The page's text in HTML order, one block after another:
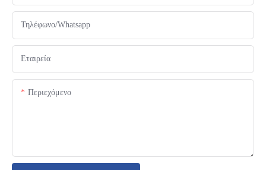
Τηλέφωνο/Whatsapp
Εταιρεία
Περιεχόμενο